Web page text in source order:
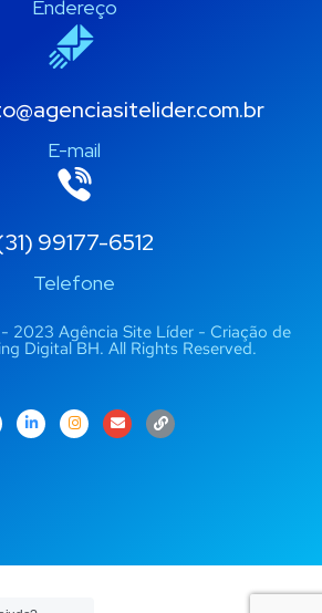
Endereço
E-mail
99177-6512
Telefone
Agência Site Líder - Criação de
Digital BH. All Rights Reserved.